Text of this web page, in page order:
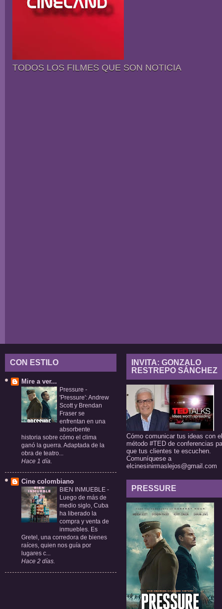
TODOS LOS FILMES QUE SON NOTICIA
CON ESTILO
Mire a ver...
Pressure -
'Pressure': Andrew
Scott y Brendan
Fraser se
enfrentan en una
absorbente
historia sobre cómo el clima
ganó la guerra. Adaptada de la
obra de teatro...
Hace 1 día.
Cine colombiano
BIEN INMUEBLE -
Luego de más de
medio siglo, Cuba
ha liberado la
compra y venta de
inmuebles. Es
Gretel, una corredora de bienes
raíces, quien nos guía por
lugares c...
Hace 2 días.
INVITA: GONZALO
RESTREPO SÁNCHEZ
Cómo comunicar tus ideas con el
método #TED de conferencias
que tus clientes te escuchen.
Comuníquese a
elcinesinirmaslejos@gmail.com
PRESSURE